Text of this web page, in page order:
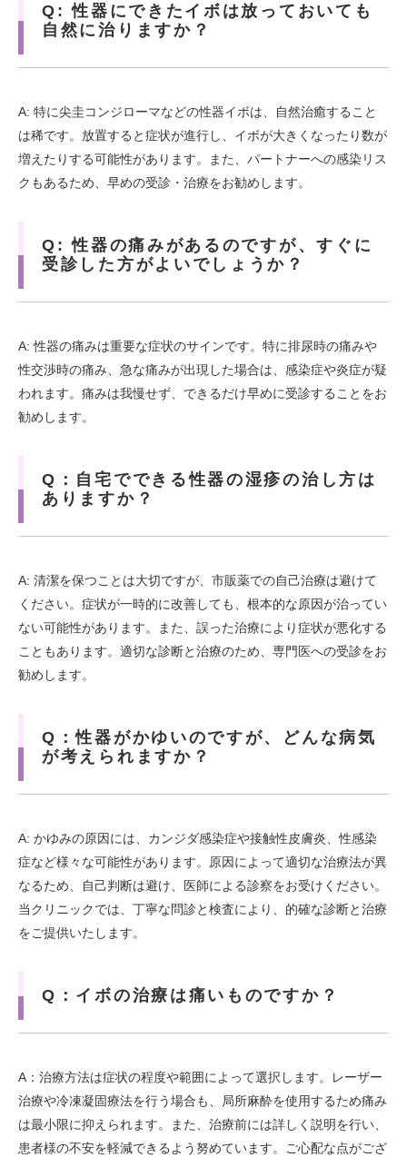
Q: 性器にできたイボは放っておいても
自然に治りますか？
A: 特に尖圭コンジローマなどの性器イボは、自然治癒すること
は稀です。放置すると症状が進行し、イボが大きくなったり数が
増えたりする可能性があります。また、パートナーへの感染リス
クもあるため、早めの受診・治療をお勧めします。
Q: 性器の痛みがあるのですが、すぐに
受診した方がよいでしょうか？
A: 性器の痛みは重要な症状のサインです。特に排尿時の痛みや
性交渉時の痛み、急な痛みが出現した場合は、感染症や炎症が疑
われます。痛みは我慢せず、できるだけ早めに受診することをお
勧めします。
Q：自宅でできる性器の湿疹の治し方は
ありますか？
A: 清潔を保つことは大切ですが、市販薬での自己治療は避けて
ください。症状が一時的に改善しても、根本的な原因が治ってい
ない可能性があります。また、誤った治療により症状が悪化する
こともあります。適切な診断と治療のため、専門医への受診をお
勧めします。
Q：性器がかゆいのですが、どんな病気
が考えられますか？
A: かゆみの原因には、カンジダ感染症や接触性皮膚炎、性感染
症など様々な可能性があります。原因によって適切な治療法が異
なるため、自己判断は避け、医師による診察をお受けください。
当クリニックでは、丁寧な問診と検査により、的確な診断と治療
をご提供いたします。
Q：イボの治療は痛いものですか？
A：治療方法は症状の程度や範囲によって選択します。レーザー
治療や冷凍凝固療法を行う場合も、局所麻酔を使用するため痛み
は最小限に抑えられます。また、治療前には詳しく説明を行い、
患者様の不安を軽減できるよう努めています。ご心配な点がござ